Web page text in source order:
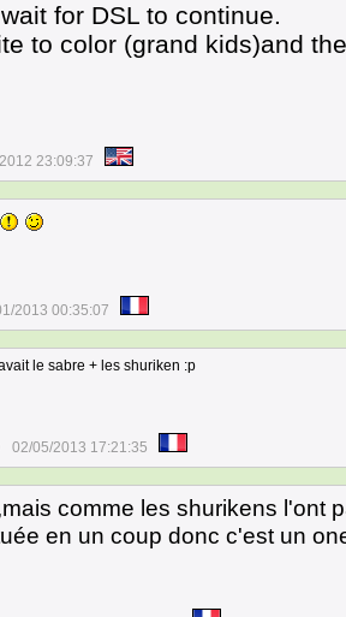
for DSL to continue.
to color (grand kids)and
23:09:37
2013 00:35:07
le sabre + les shuriken :p
02/05/2013 17:21:35
comme les shurikens l'ont
en un coup donc c'est un